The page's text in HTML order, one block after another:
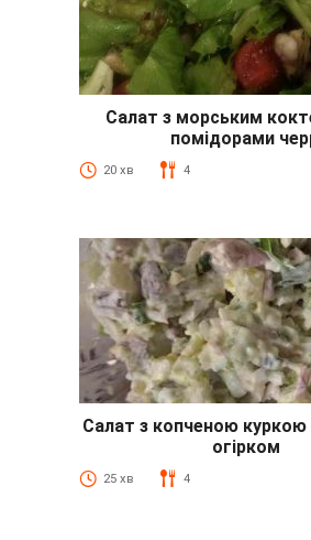
Салат з морським
помідорами
20 хв 4
Салат з копченою
огірком
25 хв 4